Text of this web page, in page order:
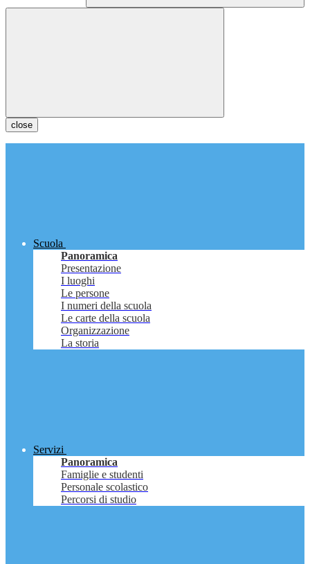
close
Scuola
Panoramica
Presentazione
I luoghi
Le persone
I numeri della scuola
Le carte della scuola
Organizzazione
La storia
Servizi
Panoramica
Famiglie e studenti
Personale scolastico
Percorsi di studio